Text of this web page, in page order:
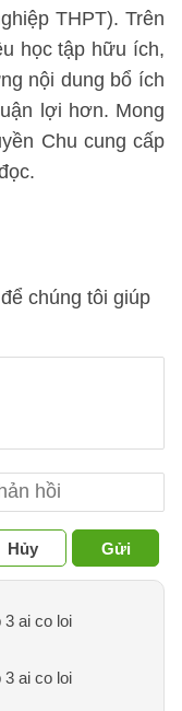
THPT). Trên
học tập hữu ích,
nội dung bổ ích
lợi hơn. Mong
Chu cung cấp
chúng tôi giúp
Hủy
Gửi
3 ai co loi
3 ai co loi